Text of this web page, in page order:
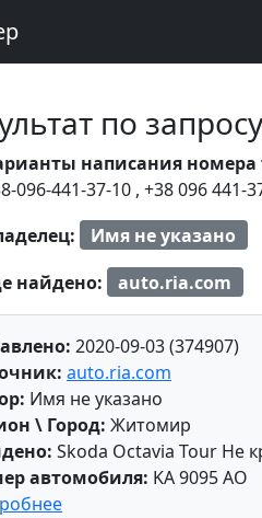
по
написания номера
096-441-37-10 , +38 096 441-
Имя не указано
найдено:
auto.ria.com
2020-09-03 (374907)
auto.ria.com
Имя не указано
\ Город: Житомир
Skoda Octavia Tour Не
автомобиля: KA 9095 AO